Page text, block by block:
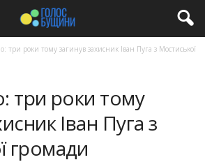
три роки тому загинув захисник Іван Пуга з Мостиської
три роки тому
Іван Пуга з
громади